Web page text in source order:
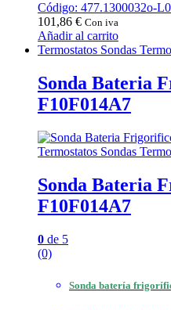
Código: 477.1300032o-
101,86 € Con iva
Añadir al carrito
Termostatos Sondas
Sonda Bateria
F10F014A7
Termostatos Sondas
Sonda Bateria
F10F014A7
0 de 5
(0)
Sonda batería